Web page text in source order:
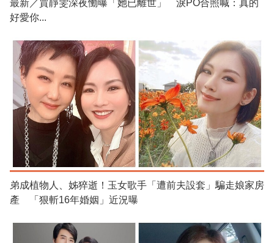
最新／賈靜雯深夜慟曝「她已離世」 淚PO合照喊：真的
好愛你...
弟成植物人、姊猝逝！玉女歌手「遭前夫設套」騙走娘家房
產 「狠斬16年婚姻」近況曝